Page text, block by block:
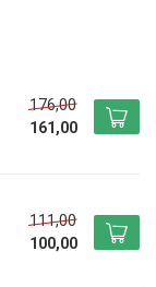
176,00
161,00
111,00
100,00